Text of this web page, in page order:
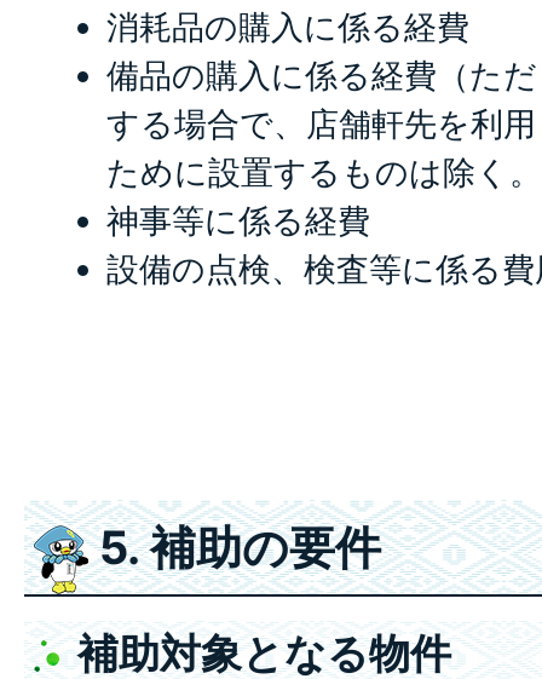
消耗品の購入に係る経費
備品の購入に係る経費（た
する場合で、店舗軒先を利
ために設置するものは除く
神事等に係る経費
設備の点検、検査等に係る
5. 補助の要件
補助対象となる物件